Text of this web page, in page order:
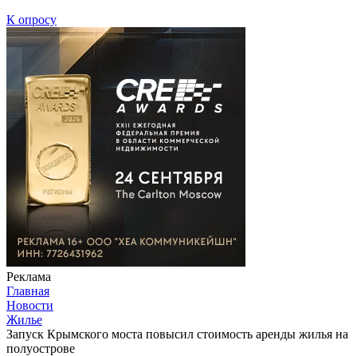
К опросу
Реклама
Главная
Новости
Жилье
Запуск Крымского моста повысил стоимость аренды жилья на
полуострове